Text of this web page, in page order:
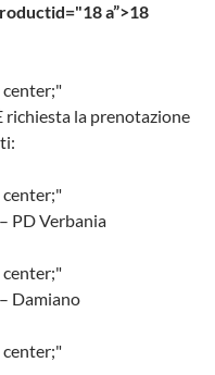
a”>18
center;"
richiesta la prenotazione
center;"
– PD Verbania
center;"
Damiano
center;"